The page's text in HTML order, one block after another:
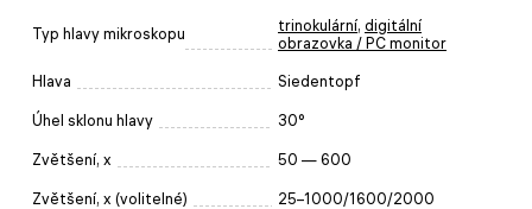
Typ hlavy mikroskopu trinokulární, digitální
obrazovka / PC monitor
Hlava Siedentopf
Úhel sklonu hlavy 30°
Zvětšení, x 50 — 600
Zvětšení, x (volitelné) 25–1000/1600/2000